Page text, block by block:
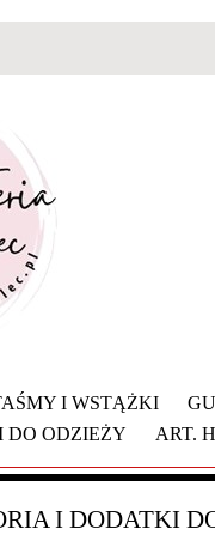
I WSTĄŻKI
DO ODZIEŻY
ART.
I DODATKI